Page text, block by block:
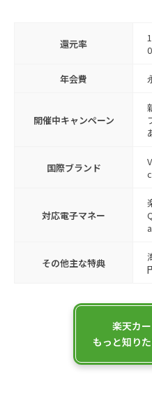
還元率
年会費
開催中キャンペーン
国際ブランド
対応電子マネー
その他主な特典
楽天カ
もっと知り